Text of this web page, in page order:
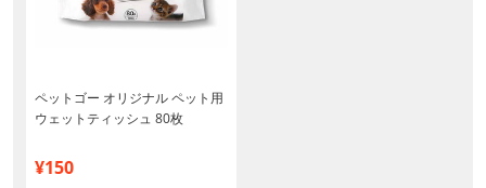
ペットゴー オリジナル ペット用
ウェットティッシュ 80枚
¥150